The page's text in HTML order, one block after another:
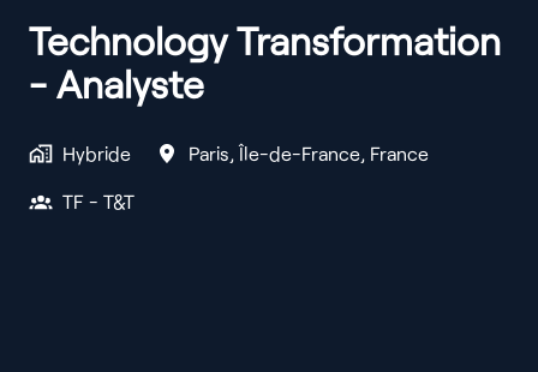
Technology Transformation
- Analyste
Hybride Paris, Île-de-France, France
TF - T&T